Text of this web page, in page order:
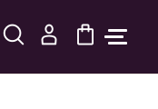
HLEDAT